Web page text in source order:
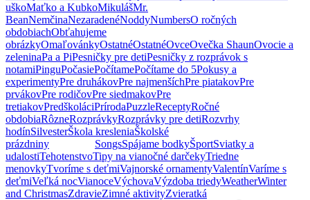
uškoMaťko a KubkoMikulášMr.
BeanNemčinaNezaradenéNoddyNumbersO ročných
obdobiachObťahujeme
obrázkyOmaľovánkyOstatnéOstatnéOvceOvečka ShaunOvocie a
zeleninaPa a PiPesničky pre detiPesničky z rozprávok s
notamiPinguPočasiePočítamePočítame do 5Pokusy a
experimentyPre druhákovPre najmenšíchPre piatakovPre
prvákovPre rodičovPre siedmakovPre
tretiakovPredškoláciPrírodaPuzzleReceptyRočné
obdobiaRôzneRozprávkyRozprávky pre detiRozvrhy
hodínSilvesterŠkola kresleniaŠkolské
prázdniny
SongsSpájame bodkyŠportSviatky a
udalostiTehotenstvoTipy na vianočné darčekyTriedne
menovkyTvoríme s deťmiVajnorské ornamentyValentínVaríme s
deťmiVeľká nocVianoceVýchovaVýzdoba triedyWeatherWinter
and ChristmasZdravieZimné aktivityZvieratká